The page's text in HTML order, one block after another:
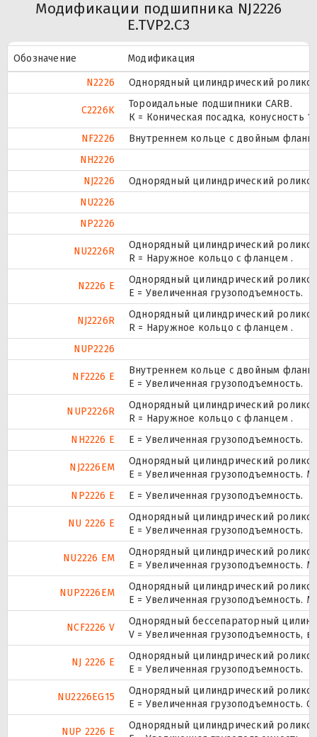
Модификации подшипника NJ2226
E.TVP2.C3
Обозначение
Модификация
N2226
Однорядный цилиндрический
C2226K
Тороидальные подшипники CARB.
К = Коническая посадка, конусность
NF2226
Внутреннем кольце с двойным
NH2226
NJ2226
Однорядный цилиндрический
NU2226
NP2226
NU2226R
Однорядный цилиндрический
R = Наружное кольцо с фланцем .
N2226 E
Однорядный цилиндрический
Е = Увеличенная грузоподъемность.
NJ2226R
Однорядный цилиндрический
R = Наружное кольцо с фланцем .
NUP2226
NF2226 E
Внутреннем кольце с двойным
Е = Увеличенная грузоподъемность.
NUP2226R
Однорядный цилиндрический
R = Наружное кольцо с фланцем .
NH2226 E
Е = Увеличенная грузоподъемность.
NJ2226EM
Однорядный цилиндрический
E = Увеличенная грузоподъемность.
NP2226 E
Е = Увеличенная грузоподъемность.
NU 2226 E
Однорядный цилиндрический
Е = Увеличенная грузоподъемность.
NU2226 EM
Однорядный цилиндрический
E = Увеличенная грузоподъемность.
NUP2226EM
Однорядный цилиндрический
E = Увеличенная грузоподъемность.
NCF2226 V
Однорядный бессепараторный
V = Увеличенная грузоподъемность,
NJ 2226 E
Однорядный цилиндрический
Е = Увеличенная грузоподъемность.
NU2226EG15
Однорядный цилиндрический
E = Увеличенная грузоподъемность.
NUP 2226 E
Однорядный цилиндрический